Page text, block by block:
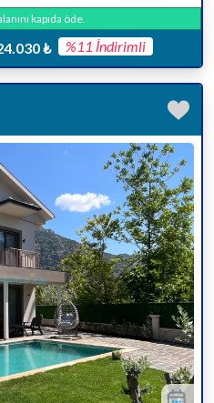
kapıda öde.
₺ %11 İndirimli